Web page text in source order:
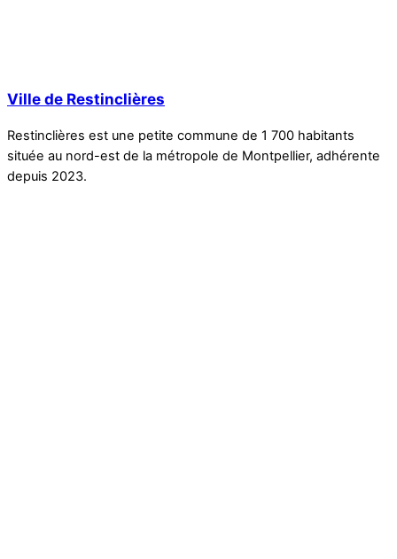
Ville de Restinclières
Restinclières est une petite commune de 1 700 habitants
située au nord-est de la métropole de Montpellier, adhérente
depuis 2023.